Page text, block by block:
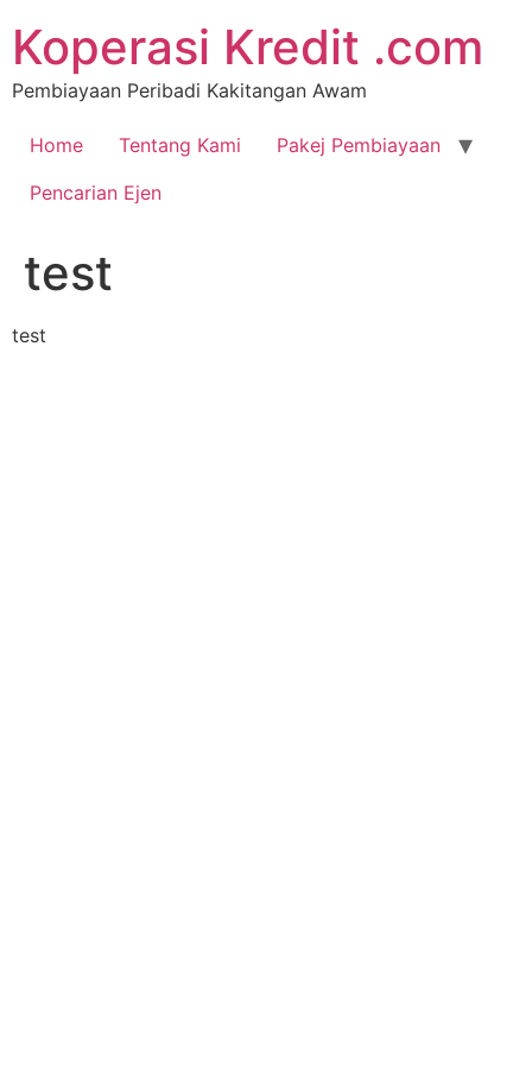
Koperasi Kredit .com
Pembiayaan Peribadi Kakitangan Awam
Home Tentang Kami
Pakej Pembiayaan
Pencarian Ejen
test
test